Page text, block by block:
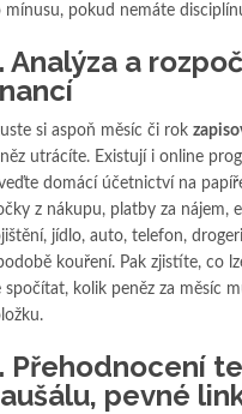
mínusu, pokud nemáte
Analýza a
si aspoň měsíc či rok
utrácíte. Existují i online
domácí účetnictví na
z nákupu, platby za nájem,
jídlo, auto, telefon,
kouření. Pak zjistíte, co
spočítat, kolik peněz za měsíc
Přehodnocení
pevné